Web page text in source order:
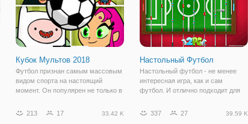
Кубок Мультов 2018
Футбол признан самым массовым
видом спорта на настоящий
момент. Он популярен не только в
мультяшных персонажей.
Настольный Футбол
Настольный футбол - не менее
интересная игра, как и сам
футбол. И отлично подходит для
провести время. В онлайн игре
213 17 33.42 K 337 27 39.59 K